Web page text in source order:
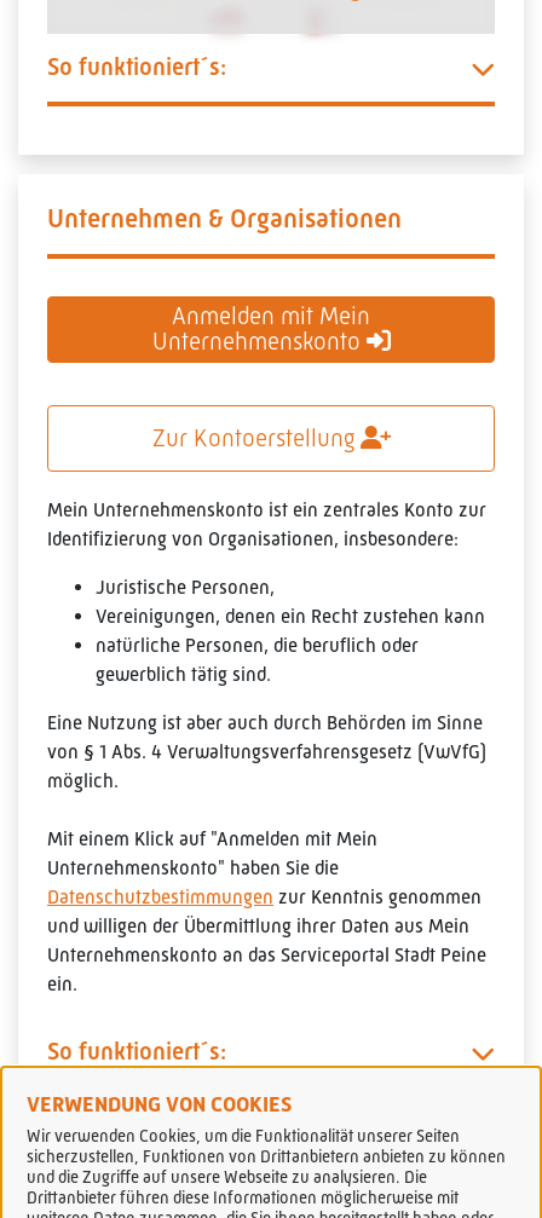
VERWENDUNG VON COOKIES
Wir verwenden Cookies, um die Funktionalität unserer Seiten
sicherzustellen, Funktionen von Drittanbietern anbieten zu können
und die Zugriffe auf unsere Webseite zu analysieren. Die
Drittanbieter führen diese Informationen möglicherweise mit
So funktioniert´s:
Unternehmen & Organisationen
Anmelden mit Mein
Unternehmenskonto
Zur Kontoerstellung
Mein Unternehmenskonto ist ein zentrales Konto zur
Identifizierung von Organisationen, insbesondere:
Juristische Personen,
Vereinigungen, denen ein Recht zustehen kann
natürliche Personen, die beruflich oder
gewerblich tätig sind.
Eine Nutzung ist aber auch durch Behörden im Sinne
von § 1 Abs. 4 Verwaltungsverfahrensgesetz (VwVfG)
möglich.
Mit einem Klick auf "Anmelden mit Mein
Unternehmenskonto" haben Sie die
Datenschutzbestimmungen zur Kenntnis genommen
und willigen der Übermittlung ihrer Daten aus Mein
Unternehmenskonto an das Serviceportal Stadt Peine
ein.
So funktioniert´s: